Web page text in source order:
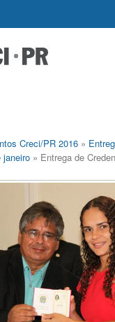
Creci/PR 2016 »
janeiro » Entrega de